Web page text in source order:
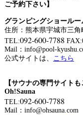
ご予約下さい】
グランピングショールー
住所：熊本県宇城市三角
TEL:092-600-7788
Mail：info@pool-
公式サイトは、 こちら
【サウナの専門サイトも
Oh!Sauna
TEL:092-600-7788
Mail：info@ohsauna.com